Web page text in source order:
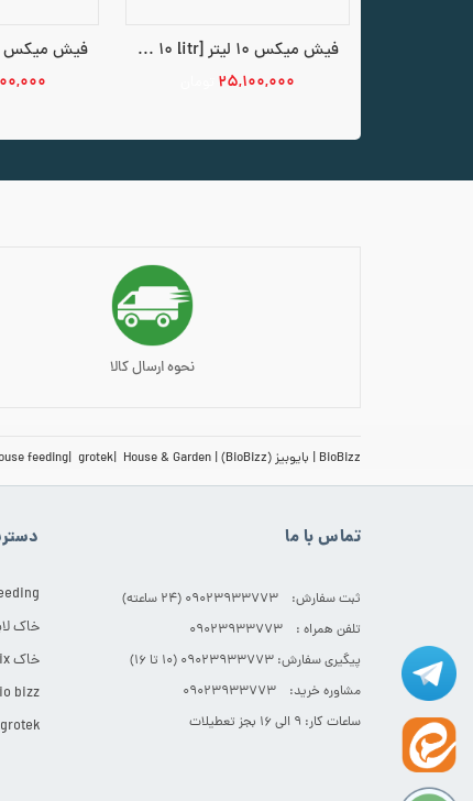
فیش میکس 10 لیتر [fish mix 10 litr]
۲۵,۱۰۰,۰۰۰
افزودن به سبد خرید افزودن
نحوه ارسال کالا
BioBizz بایوبیز (BioBizz) feeding grotek House & Garden
تماس با ما
ثبت سفارش: 09023933773 (۲۴ ساعته)
تلفن همراه : 09023933773
پیگیری سفارش: 09023933773 (۱۰ تا ۱۶)
مشاوره خرید: 09023933773
ساعات کار: ۹ الی ۱۶ بجز تعطیلات
خاک
خاک All mix
bizz
grotek